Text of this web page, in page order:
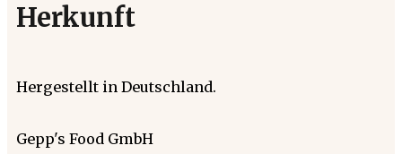
Herkunft
Hergestellt in Deutschland.
Gepp's Food GmbH